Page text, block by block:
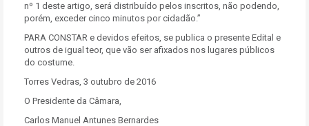
nº 1 deste artigo, será distribuído pelos inscritos, não podendo,
porém, exceder cinco minutos por cidadão.”
PARA CONSTAR e devidos efeitos, se publica o presente Edital e
outros de igual teor, que vão ser afixados nos lugares públicos
do costume.
Torres Vedras, 3 outubro de 2016
O Presidente da Câmara,
Carlos Manuel Antunes Bernardes